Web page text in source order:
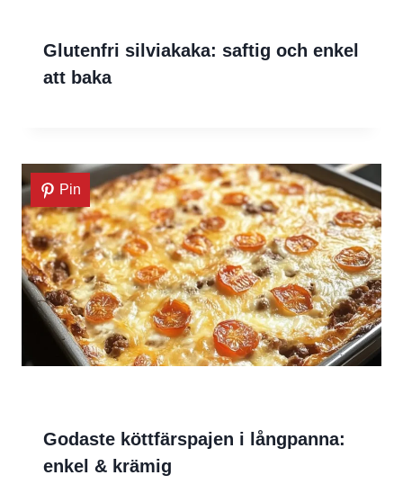
Glutenfri silviakaka: saftig och enkel
att baka
Pin
Godaste köttfärspajen i långpanna:
enkel & krämig